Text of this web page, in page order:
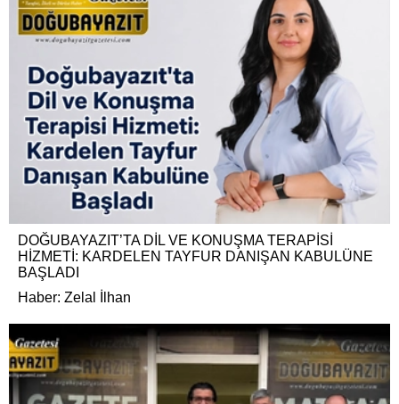
DOĞUBAYAZIT’TA DİL VE KONUŞMA TERAPİSİ
HİZMETİ: KARDELEN TAYFUR DANIŞAN KABULÜNE
BAŞLADI
Haber: Zelal İlhan